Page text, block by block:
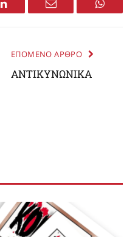
LinkedIn Email
ΕΠΟΜΕΝΟ ΑΡΘΡΟ
ΑΝΤΙΚΥΝΩΝΙΚΑ